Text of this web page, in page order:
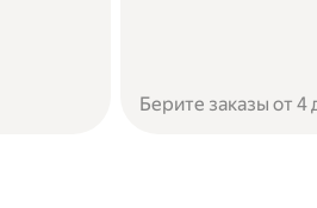
Берите заказы от